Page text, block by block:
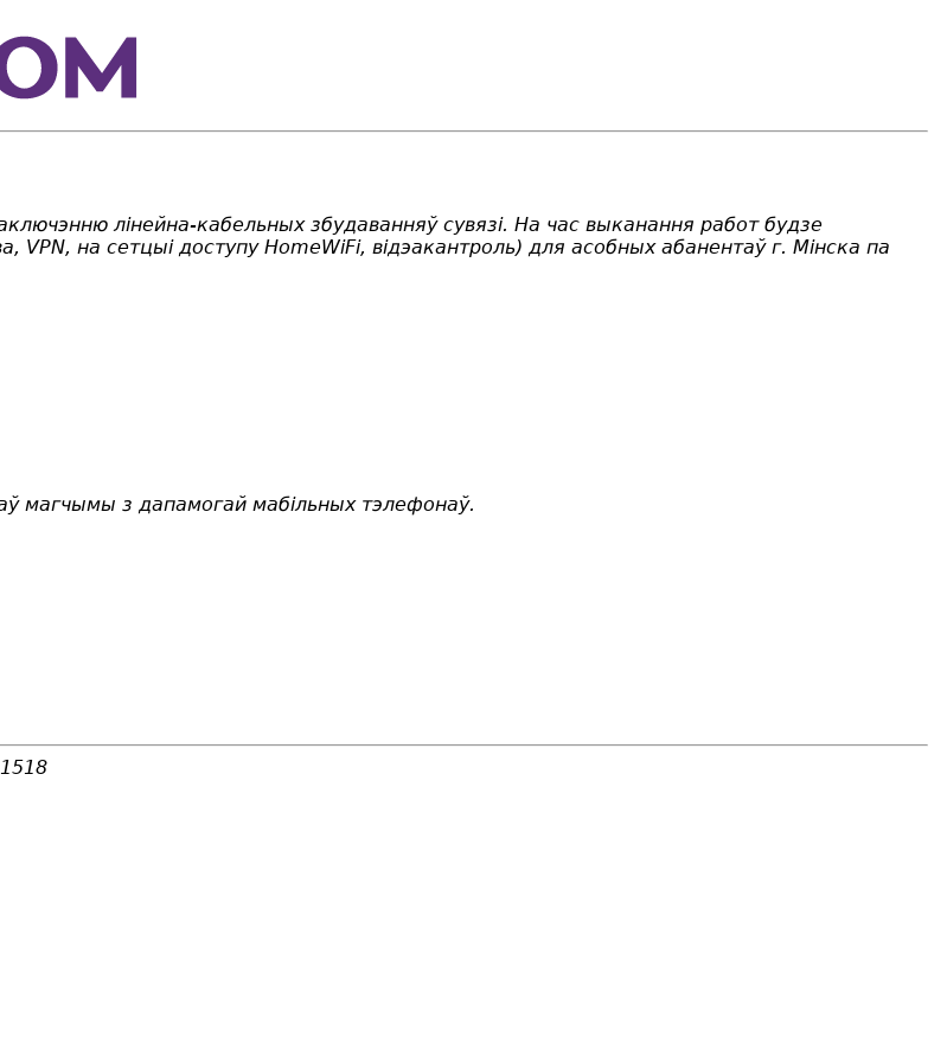
лінейна-кабельных збудаванняў сувязі. На час выканання работ будзе
VPN, на сетцыі доступу HomeWiFi, відэакантроль) для асобных абанентаў г. Мінска па
магчымы з дапамогай мабільных тэлефонаў.